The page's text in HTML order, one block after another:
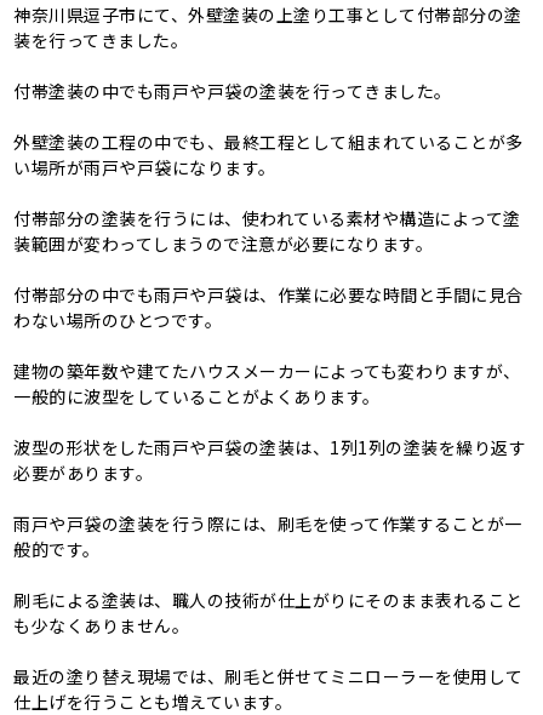
神奈川県逗子市にて、外壁塗装の上塗り工事として付帯部分の塗
装を行ってきました。
付帯塗装の中でも雨戸や戸袋の塗装を行ってきました。
外壁塗装の工程の中でも、最終工程として組まれていることが多
い場所が雨戸や戸袋になります。
付帯部分の塗装を行うには、使われている素材や構造によって塗
装範囲が変わってしまうので注意が必要になります。
付帯部分の中でも雨戸や戸袋は、作業に必要な時間と手間に見合
わない場所のひとつです。
建物の築年数や建てたハウスメーカーによっても変わりますが、
一般的に波型をしていることがよくあります。
波型の形状をした雨戸や戸袋の塗装は、1列1列の塗装を繰り返す
必要があります。
雨戸や戸袋の塗装を行う際には、刷毛を使って作業することが一
般的です。
刷毛による塗装は、職人の技術が仕上がりにそのまま表れること
も少なくありません。
最近の塗り替え現場では、刷毛と併せてミニローラーを使用して
仕上げを行うことも増えています。